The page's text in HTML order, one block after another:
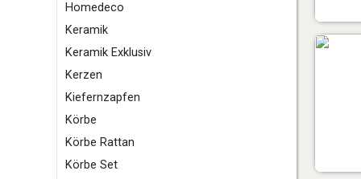
Homedeco
Keramik
Keramik Exklusiv
Kerzen
Kiefernzapfen
Körbe
Körbe Rattan
Körbe Set